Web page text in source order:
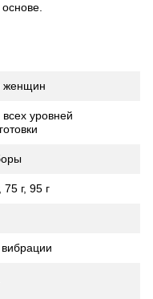
женщин
уровней
75 г, 95 г